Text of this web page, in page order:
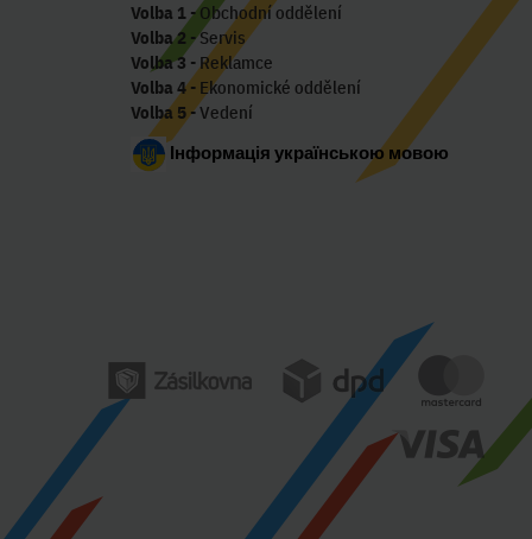
Volba 1- Obchodní oddělení
Volba 2 - Servis
Volba 3 - Reklamce
Volba 4- Ekonomické oddělení
Volba 5- Vedení
Інформація українською мовою